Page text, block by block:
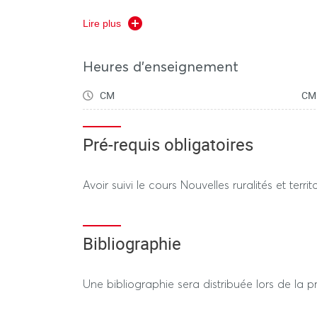
le droit de faire appel à une IA générative à
recherche web augmentée, de correction
Lire plus
Heures d'enseignement
CM CM
Pré-requis obligatoires
Avoir suivi le cours Nouvelles ruralités et
Bibliographie
Une bibliographie sera distribuée lors de la